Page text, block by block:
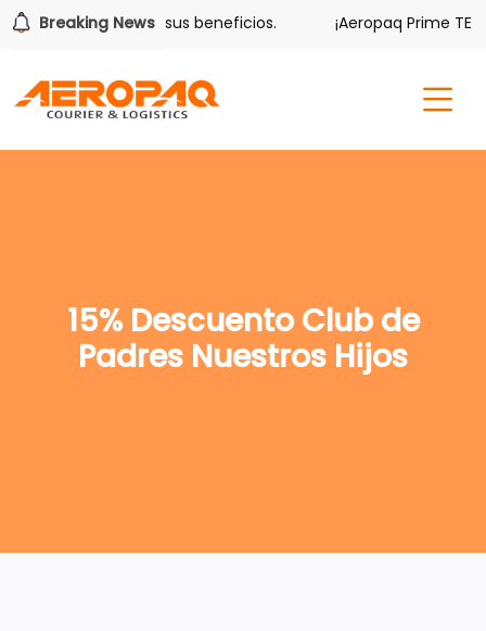
Breaking News
también tiene sus beneficios. ¡Aeropaq Prime TE
15% Descuento Club de
Padres Nuestros Hijos